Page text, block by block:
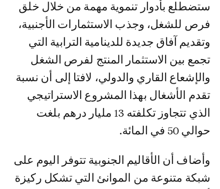
ستضطلع بأدوار تنموية مهمة من خلال خلق
فرص للشغل، وجذب الاستثمارات الأجنبية،
وتقديم آفاق جديدة للدينامية الترابية التي
تجمع بين الاستثمار المنتج لفرص الشغل
والإشعاع القاري والدولي، لافتا إلى أن نسبة
تقدم الأشغال بهذا المشروع الاستراتيجي
الذي تتجاوز تكلفته 13 مليار درهم بلغت
حوالي 50 في المائة.
وأضاف أن الأقاليم الجنوبية تتوفر اليوم على
شبكة متنوعة من الموانئ التي تشكل ركيزة